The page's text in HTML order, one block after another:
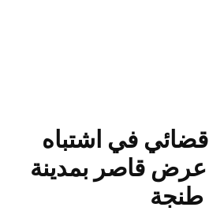
في اشتباه
قاصر بمدينة
طنجة